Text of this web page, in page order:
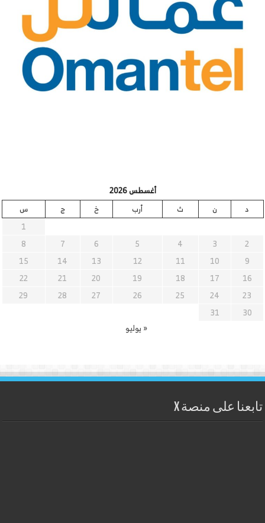
أغسطس 2026
د
ن ث أرب خ ج
س
1
2
3
4
5
6
7
8
9
10
11
12
13
14
15
16
17
18
19
20
21
22
23
24
25
26
27
28
29
30
31
« يوليو
تابعنا على منصة X